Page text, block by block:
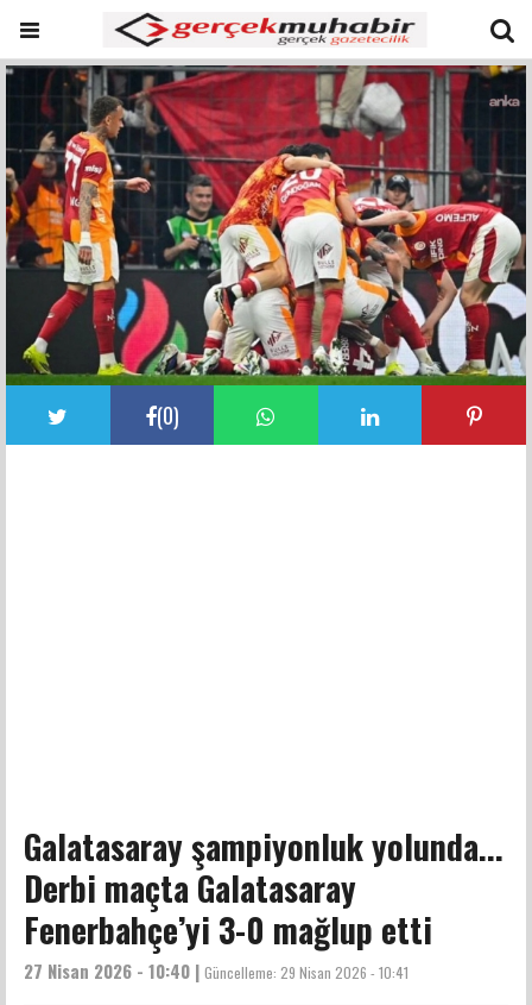
(0)
Galatasaray şampiyonluk yolunda...
Derbi maçta Galatasaray
Fenerbahçe’yi 3-0 mağlup etti
27 Nisan 2026 - 10:40 | Güncelleme: 29 Nisan 2026 - 10:41